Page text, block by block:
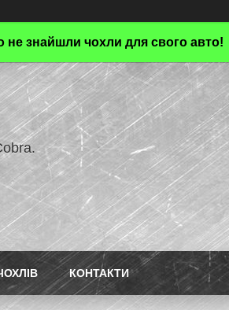
не знайшли чохли для свого авто!
КОНТАКТИ